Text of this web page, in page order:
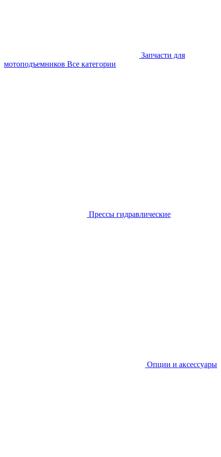
Запчасти для
мотоподъемников Все категории
Прессы гидравлические
Опции и аксессуары